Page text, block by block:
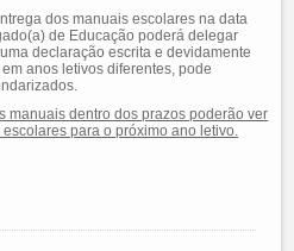
dos manuais escolares na data
de Educação poderá delegar
declaração escrita e devidamente
anos letivos diferentes, pode
manuais dentro dos prazos poderão ver
para o próximo ano letivo.